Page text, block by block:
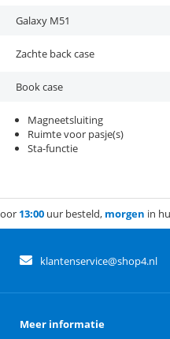
Galaxy M51
Zachte back case
Book case
Magneetsluiting
Ruimte voor pasje(s)
Sta-functie
13:00 uur besteld, morgen in
klantenservice@shop4.nl
Meer informatie